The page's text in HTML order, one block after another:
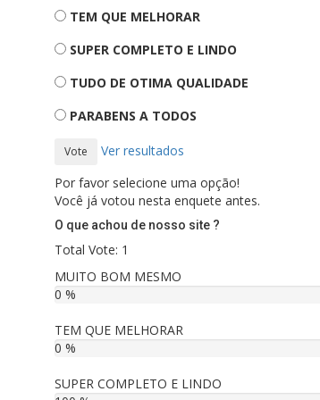
TEM QUE MELHORAR
SUPER COMPLETO E LINDO
TUDO DE OTIMA QUALIDADE
PARABENS A TODOS
Vote
Ver resultados
Por favor selecione uma opção!
Você já votou nesta enquete antes.
O que achou de nosso site ?
Total Vote: 1
MUITO BOM MESMO
0 %
TEM QUE MELHORAR
0 %
SUPER COMPLETO E LINDO